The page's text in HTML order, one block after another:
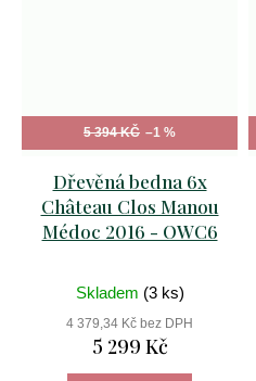
5 394 KČ –1 %
Dřevěná bedna 6x
Château Clos Manou
Médoc 2016 - OWC6
Skladem (3 ks)
4 379,34 Kč bez DPH
5 299 Kč